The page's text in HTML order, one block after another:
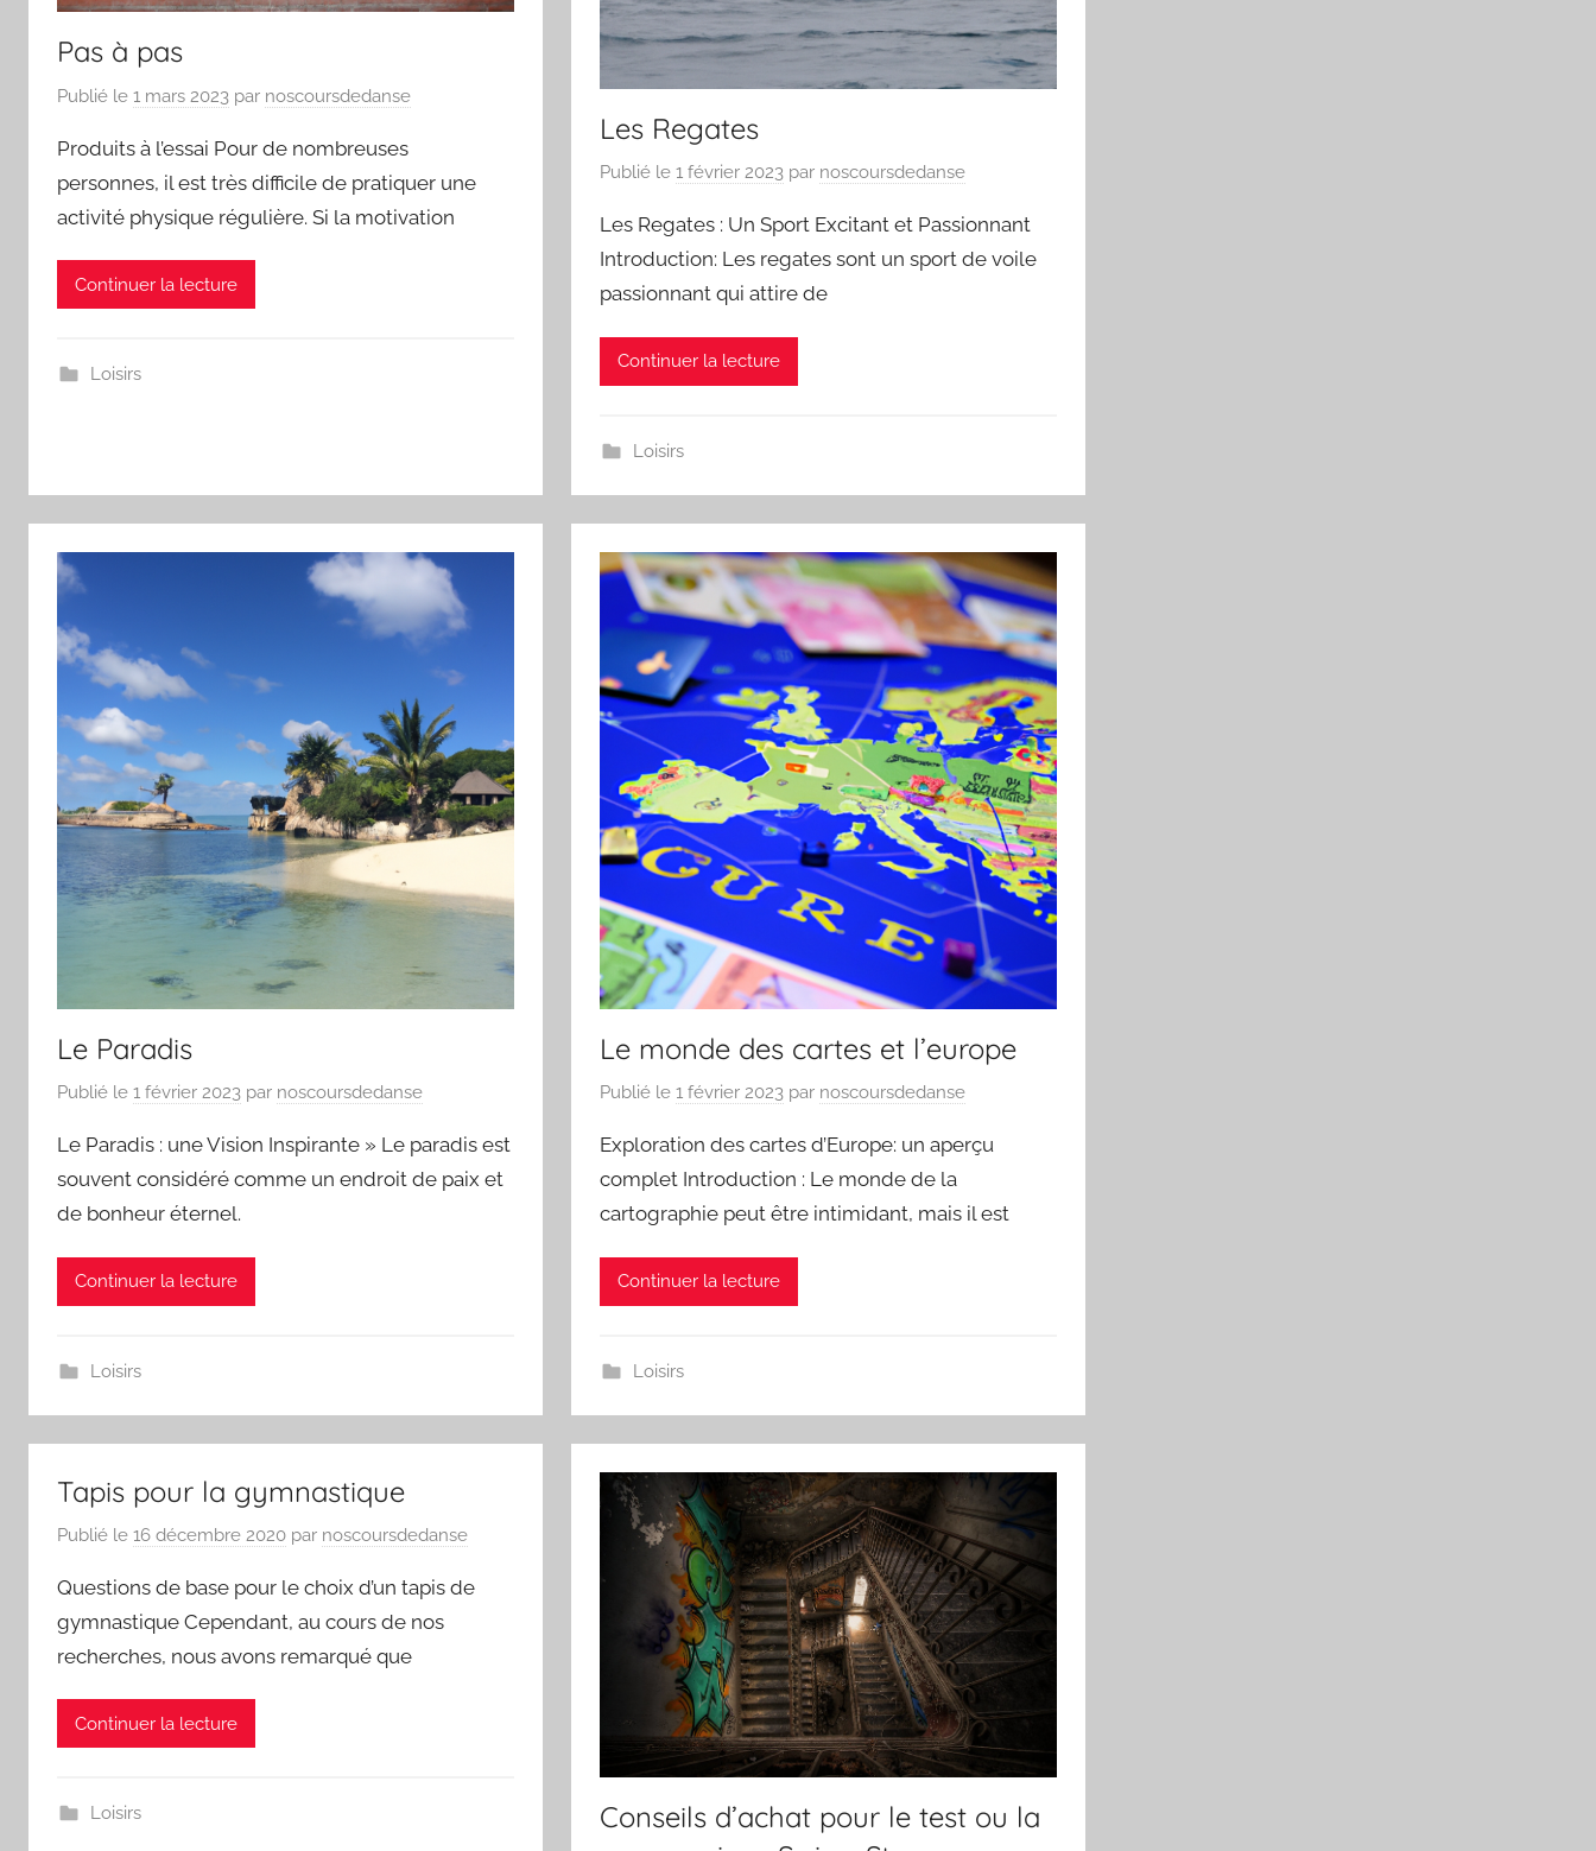
Pas à pas
Publié le 1 mars 2023 par noscoursdedanse
Produits à l’essai Pour de nombreuses
personnes, il est très difficile de pratiquer une
activité physique régulière. Si la motivation
Continuer la lecture
Loisirs
Les Regates
Publié le1 février 2023 par noscoursdedanse
Les Regates : Un Sport Excitant et Passionnant
Introduction: Les regates sont un sport de voile
passionnant qui attire de
Continuer la lecture
Loisirs
Le Paradis
Publié le 1 février 2023 par noscoursdedanse
Le Paradis : une Vision Inspirante » Le paradis est
souvent considéré comme un endroit de paix et
de bonheur éternel.
Continuer la lecture
Loisirs
Le monde des cartes et l’europe
Publié le1 février 2023 par noscoursdedanse
Exploration des cartes d’Europe: un aperçu
complet Introduction : Le monde de la
cartographie peut être intimidant, mais il est
Continuer la lecture
Loisirs
Tapis pour la gymnastique
Publié le 16 décembre 2020 par noscoursdedanse
Questions de base pour le choix d’un tapis de
gymnastique Cependant, au cours de nos
recherches, nous avons remarqué que
Continuer la lecture
Loisirs
Conseils d’achat pour le test ou la